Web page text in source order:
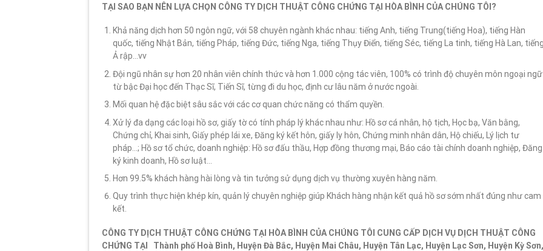
TẠI SAO BẠN NÊN LỰA CHỌN CÔNG TY DỊCH THUẬT CÔNG CHỨNG TẠI HÒA BÌNH CỦA CHÚNG TÔI?
Khả năng dịch hơn 50 ngôn ngữ, với 58 chuyên ngành khác nhau: tiếng Anh, tiếng Trung(tiếng Hoa), tiếng Hàn
quốc, tiếng Nhật Bản, tiếng Pháp, tiếng Đức, tiếng Nga, tiếng Thụy Điển, tiếng Séc, tiếng La tinh, tiếng Hà Lan,
Ả rập…vv
Đội ngũ nhân sự hơn 20 nhân viên chính thức và hơn 1.000 cộng tác viên, 100% có trình độ chuyên môn ngoại ngữ
từ bậc Đại học đến Thạc Sĩ, Tiến Sĩ, từng đi du học, định cư lâu năm ở nước ngoài.
Mối quan hệ đặc biệt sâu sắc với các cơ quan chức năng có thẩm quyền.
Xử lý đa dạng các loại hồ sơ, giấy tờ có tính pháp lý khác nhau như: Hồ sơ cá nhân, hộ tịch, Học bạ, Văn bằng,
Chứng chỉ, Khai sinh, Giấy phép lái xe, Đăng ký kết hôn, giấy ly hôn, Chứng minh nhân dân, Hộ chiếu, Lý lịch tư
pháp…; Hồ sơ tổ chức, doanh nghiệp: Hồ sơ đấu thầu, Hợp đồng thương mại, Báo cáo tài chính doanh nghiệp, Đăng
ký kinh doanh, Hồ sơ luật…
Hơn 99.5% khách hàng hài lòng và tin tưởng sử dụng dịch vụ thường xuyên hàng năm.
Quy trình thực hiện khép kín, quản lý chuyên nghiệp giúp Khách hàng nhận kết quả hồ sơ sớm nhất đúng như cam
kết.
CÔNG TY DỊCH THUẬT CÔNG CHỨNG TẠI HÒA BÌNH CỦA CHÚNG TÔI CUNG CẤP DỊCH VỤ DỊCH THUẬT CÔNG
CHỨNG TẠI Thành phố Hoà Bình, Huyện Đà Bắc, Huyện Mai Châu, Huyện Tân Lạc, Huyện Lạc Sơn, Huyện Kỳ Sơn,